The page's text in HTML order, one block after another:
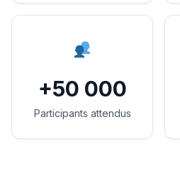
+50 000
Participants attendus